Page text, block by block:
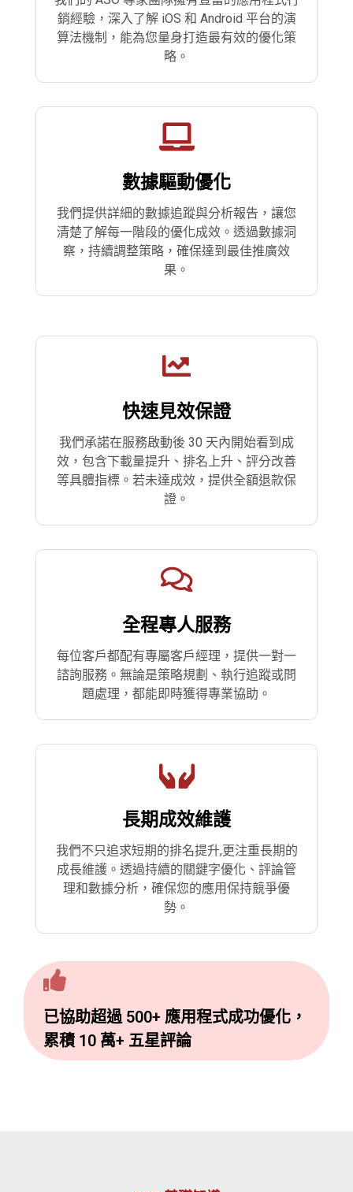
銷經驗，深入了解 iOS 和 Android 平台的演
算法機制，能為您量身打造最有效的優化策
略。
數據驅動優化
我們提供詳細的數據追蹤與分析報告，讓您
清楚了解每一階段的優化成效。透過數據洞
察，持續調整策略，確保達到最佳推廣效
果。
快速見效保證
我們承諾在服務啟動後 30 天內開始看到成
效，包含下載量提升、排名上升、評分改善
等具體指標。若未達成效，提供全額退款保
證。
全程專人服務
每位客戶都配有專屬客戶經理，提供一對一
諮詢服務。無論是策略規劃、執行追蹤或問
題處理，都能即時獲得專業協助。
長期成效維護
我們不只追求短期的排名提升,更注重長期的
成長維護。透過持續的關鍵字優化、評論管
理和數據分析，確保您的應用保持競爭優
勢。
已協助超過 500+ 應用程式成功優化，
累積 10 萬+ 五星評論